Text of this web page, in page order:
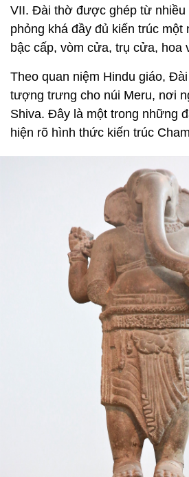
VII. Đài thờ được ghép từ nhiều
phỏng khá đầy đủ kiến trúc một
bậc cấp, vòm cửa, trụ cửa, hoa
Theo quan niệm Hindu giáo,
tượng trưng cho núi Meru, nơi
Shiva. Đây là một trong những
hiện rõ hình thức kiến trúc